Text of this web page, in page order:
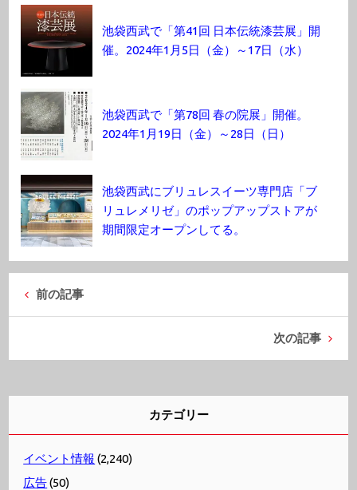
池袋西武で「第41回 日本伝統漆芸展」開
催。2024年1月5日（金）～17日（水）
池袋西武で「第78回 春の院展」開催。
2024年1月19日（金）～28日（日）
池袋西武にブリュレスイーツ専門店「ブ
リュレメリゼ」のポップアップストアが
期間限定オープンしてる。
前の記事
次の記事
カテゴリー
イベント情報 (2,240)
広告(50)